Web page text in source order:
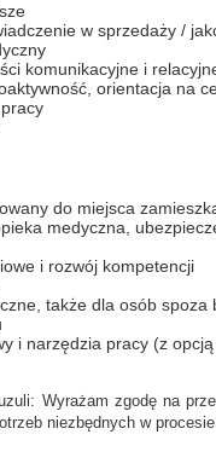
w sprzedaży /
komunikacyjne i
orientacja na
do miejsca
medyczna,
i rozwój kompetencji
także dla osób spoza
i narzędzia pracy (z
Wyrażam zgodę na
niezbędnych w